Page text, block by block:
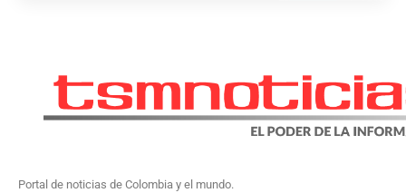
Portal de noticias de Colombia y el mundo.